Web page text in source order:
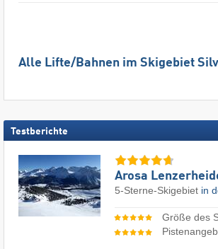
Alle Lifte/Bahnen im Skigebiet
Testberichte
Arosa
5-Sterne-Skigebiet in
Größe des